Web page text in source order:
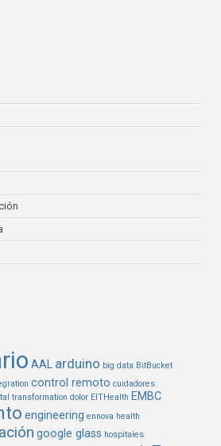
AAL arduino big data BitBucket
control remoto cuidadores
transformation dolor EITHealth EMBC
engineering ennova health
google glass hospitales